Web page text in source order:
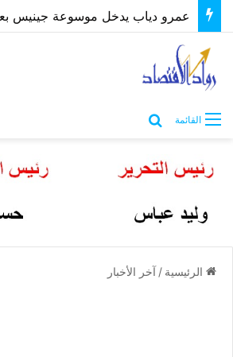
القائمة
الرئيسية / آخر الأخبار